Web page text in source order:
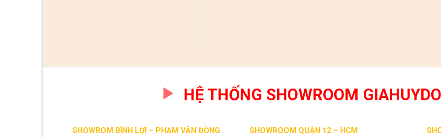
HỆ THỐNG SHOWROOM
SHOWROM BÌNH LỢI – PHẠM VĂN ĐỒNG SHOWROOM QUẬN 12 – HCM